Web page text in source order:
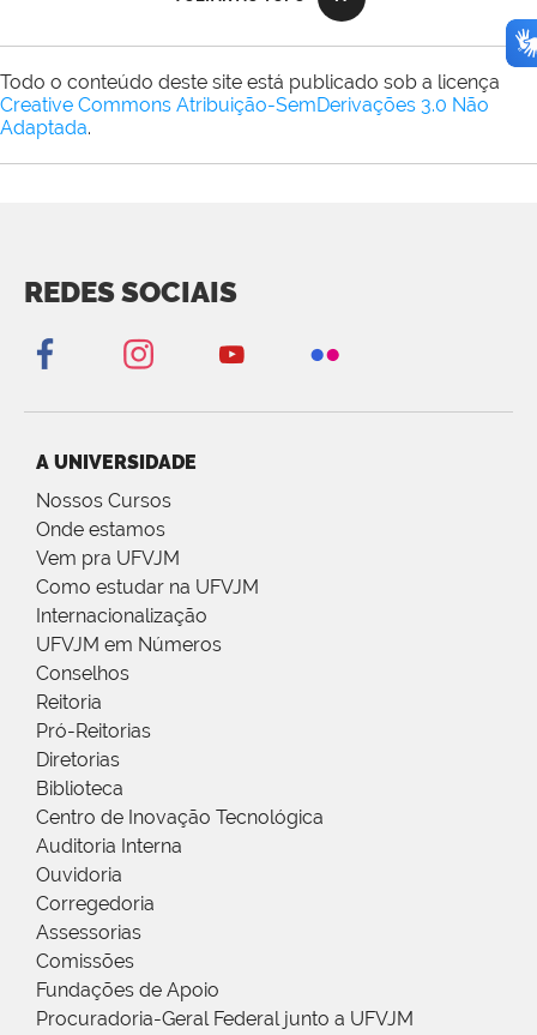
Todo o conteúdo deste site está publicado sob a licença
Creative Commons Atribuição-SemDerivações 3.0 Não
Adaptada.
REDES SOCIAIS
A UNIVERSIDADE
Nossos Cursos
Onde estamos
Vem pra UFVJM
Como estudar na UFVJM
Internacionalização
UFVJM em Números
Conselhos
Reitoria
Pró-Reitorias
Diretorias
Biblioteca
Centro de Inovação Tecnológica
Auditoria Interna
Ouvidoria
Corregedoria
Assessorias
Comissões
Fundações de Apoio
Procuradoria-Geral Federal junto a UFVJM